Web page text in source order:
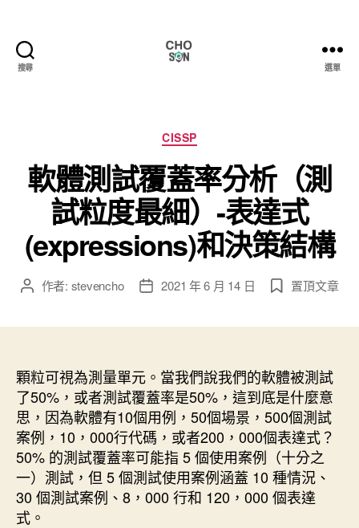
搜尋
大
小
事
選單
分
類
CISSP
軟體測試覆蓋率分析（測
試粒度最細）-表達式
(expressions)和決策結構
文 作者: stevencho
文
期
2021 年 6 月 14 日 置頂文章
顆粒可視為測量單元。當我們說我們的軟體被測試
了50%，或者測試覆蓋率是50%，這到底是什麼意
思，因為軟體有10個用例，50個場景，500個測試
案例，10，000行代碼，或者200，000個表達式？
50% 的測試覆蓋率可能指 5 個使用案例（十分之
一）測試，但 5 個測試使用案例涵蓋 10 種情況、
30 個測試案例、8，000 行和 120，000 個表達
式。